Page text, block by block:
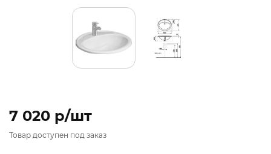
7 020 p/шт
Товар доступен под заказ